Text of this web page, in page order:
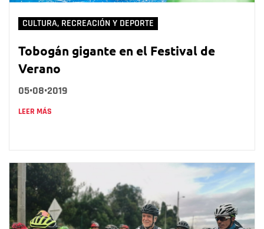
CULTURA, RECREACIÓN Y DEPORTE
Tobogán gigante en el Festival de
Verano
05•08•2019
LEER MÁS